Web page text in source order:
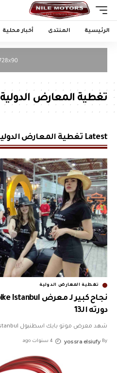
الرئيسية المنتدى أخبار محلية
تغطية المعارض الدولية
Latest تغطية المعارض الدولية News
تغطية المعارض الدولية
دورته الـ13
شهد معرض موتو بايك اسطنبول Motobike Istanbul الدولي 2022 الرائد
By
yossra elsiufy 4 سنوات ago